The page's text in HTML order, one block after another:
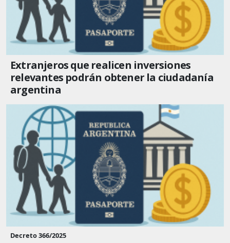
Extranjeros que realicen inversiones
relevantes podrán obtener la ciudadanía
argentina
Decreto 366/2025